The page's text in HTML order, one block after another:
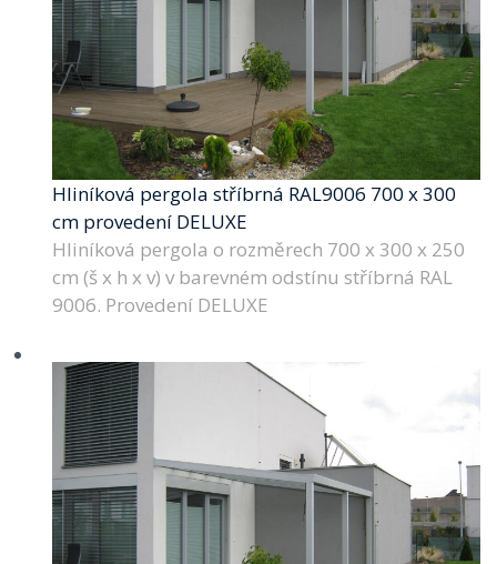
Hliníková pergola stříbrná RAL9006 700 x 300
cm provedení DELUXE
Hliníková pergola o rozměrech 700 x 300 x 250
cm (š x h x v) v barevném odstínu stříbrná RAL
9006. Provedení DELUXE